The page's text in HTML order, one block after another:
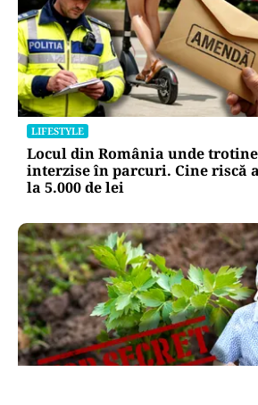
LIFESTYLE
Locul din România unde
interzise în parcuri. Cine riscă
la 5.000 de lei